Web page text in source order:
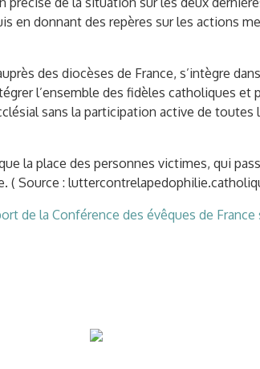
en donnant des repères sur les actions
des diocèses de France, s’intègre
l’ensemble des fidèles catholiques
sans la participation active de
la place des personnes victimes, qui
( Source :
de la Conférence des évêques de